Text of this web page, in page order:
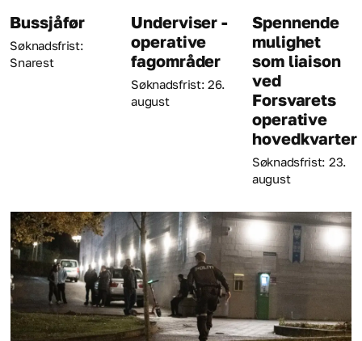
Bussjåfør
Søknadsfrist:
Snarest
Underviser -
operative
fagområder
Søknadsfrist: 26.
august
Spennende
mulighet
som liaison
ved
Forsvarets
operative
hovedkvarter
Søknadsfrist: 23.
august